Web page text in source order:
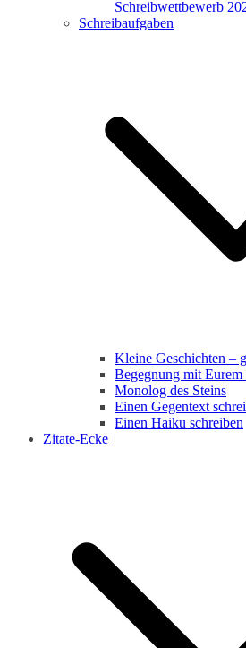
Schreibwettbewerb
Schreibaufgaben
Kleine Geschichten –
Begegnung mit Eurem
Monolog des Steins
Einen Gegentext
Einen Haiku schreiben
Zitate-Ecke